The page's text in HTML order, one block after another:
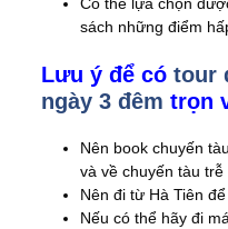
sách những điểm
Lưu ý để có tour
ngày 3 đêm trọn
Nên book chuyến
và về chuyến tàu trễ
Nên đi từ Hà Tiên
Nếu có thể hãy đi